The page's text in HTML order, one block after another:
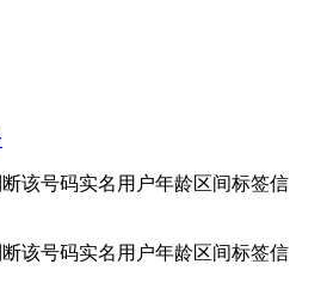
该号码实名用户年龄区间标签信
该号码实名用户年龄区间标签信